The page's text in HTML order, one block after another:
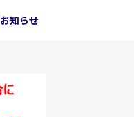
お知らせ